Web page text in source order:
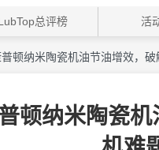
总评榜 活
顿纳米陶瓷机油节油增效，
顿纳米陶瓷